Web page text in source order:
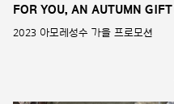
FOR YOU, AN AUTUMN GIFT
2023 아모레성수 가을 프로모션